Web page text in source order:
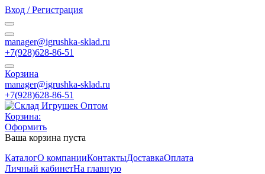
Вход / Регистрация
manager@igrushka-sklad.ru
+7(928)628-86-51
Корзина
manager@igrushka-sklad.ru
+7(928)628-86-51
Корзина:
Оформить
Ваша корзина пуста
КаталогО компанииКонтактыДоставкаОплата
Личный кабинетНа главную